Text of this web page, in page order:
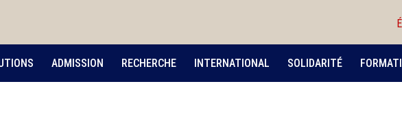
ADMISSION RECHERCHE INTERNATIONAL SOLIDARITÉ